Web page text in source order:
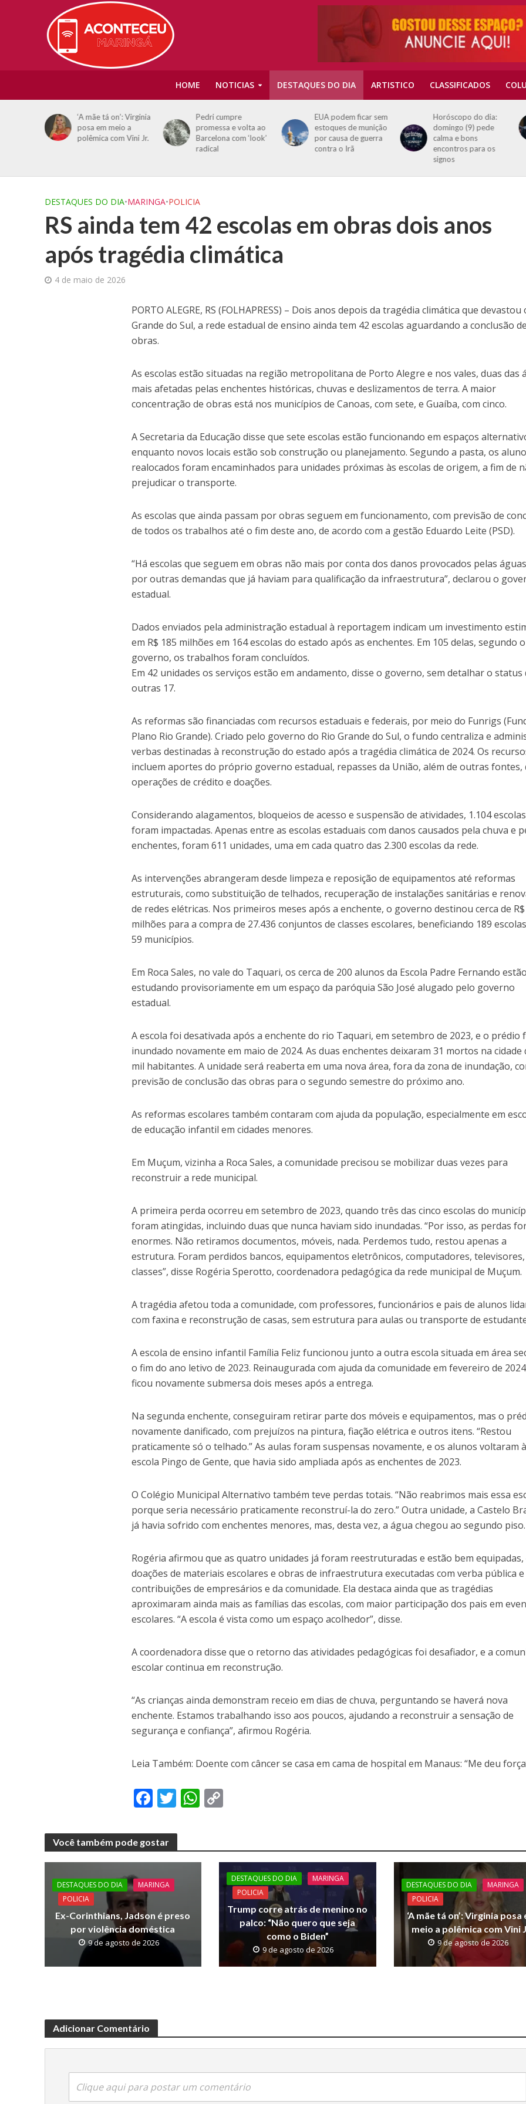
HOME NOTICIAS DESTAQUES DO DIA ARTISTICO CLASSIFICADOS
‘A mãe tá on’: Virginia
posa em meio a
polêmica com Vini Jr.
Pedri cumpre
promessa e volta ao
Barcelona com ‘look’
radical
EUA podem ficar sem
estoques de munição
por causa de guerra
contra o Irã
Horóscopo do dia:
domingo (9) pede
calma e bons
encontros para os
signos
DESTAQUES DO DIA•MARINGA•POLICIA
RS ainda tem 42 escolas em obras dois anos
após tragédia climática
4 de maio de 2026
PORTO ALEGRE, RS (FOLHAPRESS) – Dois anos depois da tragédia climática que devastou
Grande do Sul, a rede estadual de ensino ainda tem 42 escolas aguardando a conclusão de
obras.
As escolas estão situadas na região metropolitana de Porto Alegre e nos vales, duas das
mais afetadas pelas enchentes históricas, chuvas e deslizamentos de terra. A maior
concentração de obras está nos municípios de Canoas, com sete, e Guaíba, com cinco.
A Secretaria da Educação disse que sete escolas estão funcionando em espaços
enquanto novos locais estão sob construção ou planejamento. Segundo a pasta, os
realocados foram encaminhados para unidades próximas às escolas de origem, a fim de
prejudicar o transporte.
As escolas que ainda passam por obras seguem em funcionamento, com previsão de
de todos os trabalhos até o fim deste ano, de acordo com a gestão Eduardo Leite (PSD).
“Há escolas que seguem em obras não mais por conta dos danos provocados pelas
por outras demandas que já haviam para qualificação da infraestrutura”, declarou o
estadual.
Dados enviados pela administração estadual à reportagem indicam um investimento
em R$ 185 milhões em 164 escolas do estado após as enchentes. Em 105 delas, segundo o
governo, os trabalhos foram concluídos.
Em 42 unidades os serviços estão em andamento, disse o governo, sem detalhar o status
outras 17.
As reformas são financiadas com recursos estaduais e federais, por meio do Funrigs
Plano Rio Grande). Criado pelo governo do Rio Grande do Sul, o fundo centraliza e
verbas destinadas à reconstrução do estado após a tragédia climática de 2024. Os
incluem aportes do próprio governo estadual, repasses da União, além de outras fontes,
operações de crédito e doações.
Considerando alagamentos, bloqueios de acesso e suspensão de atividades, 1.104 escolas
foram impactadas. Apenas entre as escolas estaduais com danos causados pela chuva e
enchentes, foram 611 unidades, uma em cada quatro das 2.300 escolas da rede.
As intervenções abrangeram desde limpeza e reposição de equipamentos até reformas
estruturais, como substituição de telhados, recuperação de instalações sanitárias e
de redes elétricas. Nos primeiros meses após a enchente, o governo destinou cerca de R$
milhões para a compra de 27.436 conjuntos de classes escolares, beneficiando 189
59 municípios.
Em Roca Sales, no vale do Taquari, os cerca de 200 alunos da Escola Padre Fernando estão
estudando provisoriamente em um espaço da paróquia São José alugado pelo governo
estadual.
A escola foi desativada após a enchente do rio Taquari, em setembro de 2023, e o prédio
inundado novamente em maio de 2024. As duas enchentes deixaram 31 mortos na cidade
mil habitantes. A unidade será reaberta em uma nova área, fora da zona de inundação,
previsão de conclusão das obras para o segundo semestre do próximo ano.
As reformas escolares também contaram com ajuda da população, especialmente em
de educação infantil em cidades menores.
Em Muçum, vizinha a Roca Sales, a comunidade precisou se mobilizar duas vezes para
reconstruir a rede municipal.
A primeira perda ocorreu em setembro de 2023, quando três das cinco escolas do
foram atingidas, incluindo duas que nunca haviam sido inundadas. “Por isso, as perdas
enormes. Não retiramos documentos, móveis, nada. Perdemos tudo, restou apenas a
estrutura. Foram perdidos bancos, equipamentos eletrônicos, computadores, televisores,
classes”, disse Rogéria Sperotto, coordenadora pedagógica da rede municipal de Muçum.
A tragédia afetou toda a comunidade, com professores, funcionários e pais de alunos
com faxina e reconstrução de casas, sem estrutura para aulas ou transporte de
A escola de ensino infantil Família Feliz funcionou junto a outra escola situada em área
o fim do ano letivo de 2023. Reinaugurada com ajuda da comunidade em fevereiro de
ficou novamente submersa dois meses após a entrega.
Na segunda enchente, conseguiram retirar parte dos móveis e equipamentos, mas o
novamente danificado, com prejuízos na pintura, fiação elétrica e outros itens. “Restou
praticamente só o telhado.” As aulas foram suspensas novamente, e os alunos voltaram à
escola Pingo de Gente, que havia sido ampliada após as enchentes de 2023.
O Colégio Municipal Alternativo também teve perdas totais. “Não reabrimos mais essa
porque seria necessário praticamente reconstruí-la do zero.” Outra unidade, a Castelo
já havia sofrido com enchentes menores, mas, desta vez, a água chegou ao segundo piso.
Rogéria afirmou que as quatro unidades já foram reestruturadas e estão bem equipadas,
doações de materiais escolares e obras de infraestrutura executadas com verba pública e
contribuições de empresários e da comunidade. Ela destaca ainda que as tragédias
aproximaram ainda mais as famílias das escolas, com maior participação dos pais em
escolares. “A escola é vista como um espaço acolhedor”, disse.
A coordenadora disse que o retorno das atividades pedagógicas foi desafiador, e a
escolar continua em reconstrução.
“As crianças ainda demonstram receio em dias de chuva, perguntando se haverá nova
enchente. Estamos trabalhando isso aos poucos, ajudando a reconstruir a sensação de
segurança e confiança”, afirmou Rogéria.
Leia Também: Doente com câncer se casa em cama de hospital em Manaus: “Me deu
F
e
b
o
o
k
T
itt
er
W
s y
Li
n
k
Você também pode gostar
DESTAQUES DO DIA
MARINGA
POLICIA
Ex-Corinthians, Jadson é preso
por violência doméstica
9 de agosto de 2026
DESTAQUES DO DIA
MARINGA
POLICIA
Trump corre atrás de menino no
palco: “Não quero que seja
como o Biden”
9 de agosto de 2026
DESTAQUES DO DIA
MARINGA
POLICIA
‘A mãe tá on’: Virginia posa
meio a polêmica com Vini
9 de agosto de 2026
Adicionar Comentário
Clique aqui para postar um comentário